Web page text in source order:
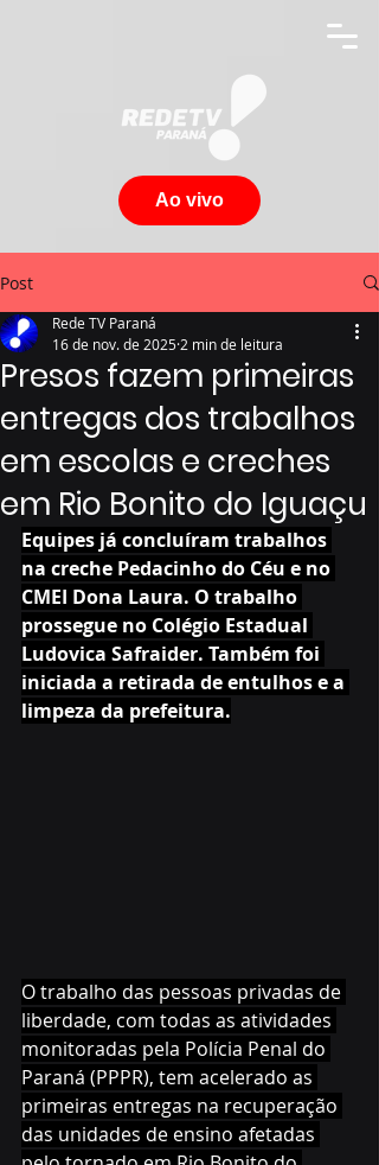
Ao vivo
Post
Presos fazem primeiras
entregas dos trabalhos
em escolas e creches
em Rio Bonito do Iguaçu
Rede TV Paraná
16 de nov. de 2025 2 min de leitura
Equipes já concluíram trabalhos
na creche Pedacinho do Céu e no
CMEI Dona Laura. O trabalho
prossegue no Colégio Estadual
Ludovica Safraider. Também foi
iniciada a retirada de entulhos e a
limpeza da prefeitura.
O trabalho das pessoas privadas de
liberdade, com todas as atividades
monitoradas pela Polícia Penal do
Paraná (PPPR), tem acelerado as
primeiras entregas na recuperação
das unidades de ensino afetadas